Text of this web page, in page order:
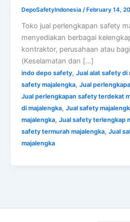
DepoSafetyIndonesia/ February 14,
Toko jual perlengkapan safety
menyediakan berbagai
kontraktor, perusahaan atau
(Keselamatan dan […]
indo depo safety,Jual alat safety di
safety majalengka,Jual
Jual perlengkapan safety terdekat
di majalengka,Jual safety
majalengka,Jual safety terlengkap
safety termurah majalengka,Jual
majalengka